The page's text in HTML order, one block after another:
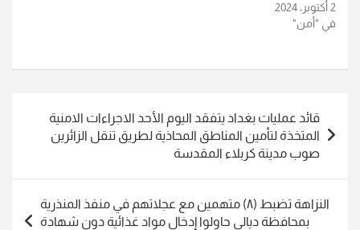
2 أكتوبر، 2024
في "أمن"
المقالات
قائد عمليات بغداد يتفقد اليوم الأحد الاجراءات الامنية
المتخذة لتأمين المناطق المحاذية لطريق تنقل الزائرين
صوب مدينة كربلاء المقدسة
النزاهة تضبط (٨) متهمين مع عجلاتهم في منفذ المنذرية
بمحافظة ديالى حاولوا إدخال مواد غذائية دون شهادة